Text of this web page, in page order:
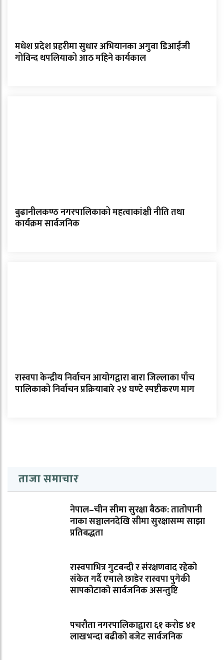
मधेश प्रदेश प्रहरीमा सुधार अभियानका अगुवा डिआईजी
गोविन्द थपलियाको आठ महिने कार्यकाल
बुढानीलकण्ठ नगरपालिकाको महत्वाकांक्षी नीति तथा
कार्यक्रम सार्वजनिक
रास्वपा केन्द्रीय निर्वाचन आयोगद्वारा बारा जिल्लाका पाँच
पालिकाको निर्वाचन प्रक्रियाबारे २४ घण्टे स्पष्टीकरण माग
ताजा समाचार
नेपाल–चीन सीमा सुरक्षा बैठक: तातोपानी
नाका सञ्चालनदेखि सीमा सुरक्षासम्म साझा
प्रतिबद्धता
रास्वपाभित्र गुटबन्दी र संरक्षणवाद रहेको
संकेत गर्दै एमाले छाडेर रास्वपा पुगेकी
सापकोटाको सार्वजनिक असन्तुष्टि
पचरौता नगरपालिकाद्वारा ६१ करोड ४१
लाखभन्दा बढीको बजेट सार्वजनिक